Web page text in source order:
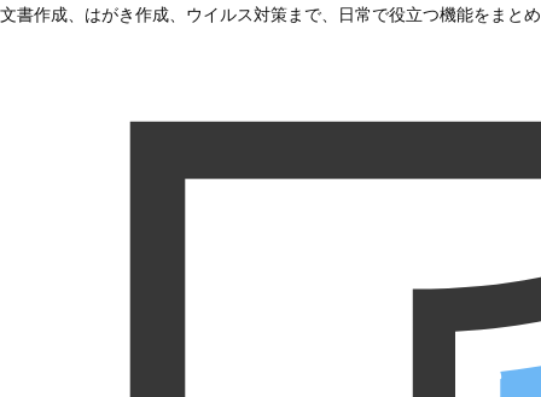
文書作成、はがき作成、ウイルス対策まで、日常で役立つ機能をまと